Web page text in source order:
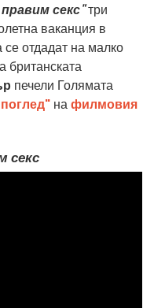
секс"три
ваканция в
отдадат на малко
британската
печели Голямата
нафилмовия
секс